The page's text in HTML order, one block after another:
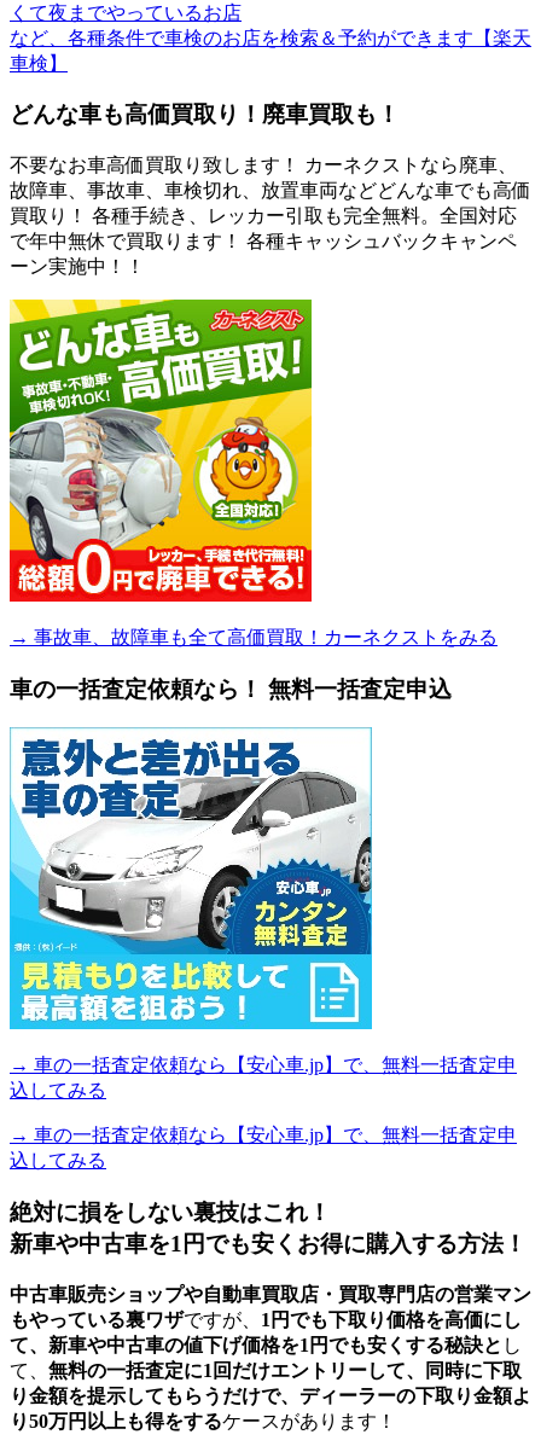
くて夜までやっているお店
など、各種条件で車検のお店を検索＆予約ができます【楽天
車検】
どんな車も高価買取り！廃車買取も！
不要なお車高価買取り致します！ カーネクストなら廃車、
故障車、事故車、車検切れ、放置車両などどんな車でも高価
買取り！ 各種手続き、レッカー引取も完全無料。全国対応
で年中無休で買取ります！ 各種キャッシュバックキャンペ
ーン実施中！！
→ 事故車、故障車も全て高価買取！カーネクストをみる
車の一括査定依頼なら！ 無料一括査定申込
→ 車の一括査定依頼なら【安心車.jp】で、無料一括査定申
込してみる
→ 車の一括査定依頼なら【安心車.jp】で、無料一括査定申
込してみる
絶対に損をしない裏技はこれ！
新車や中古車を1円でも安くお得に購入する方法！
中古車販売ショップや自動車買取店・買取専門店の営業マン
もやっている裏ワザですが、 1円でも下取り価格を高価にし
て、 新車や中古車の値下げ価格を1円でも安くする秘訣と し
て、 無料の一括査定に1回だけエントリーして、同時に下取
り金額を提示してもらうだけで、ディーラーの下取り金額よ
り50万円以上も得をするケースがあります！